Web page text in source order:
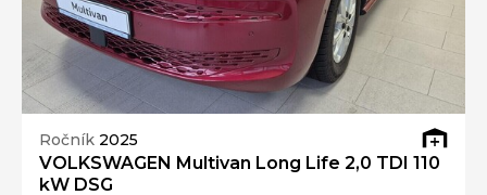
Ročník 2025
VOLKSWAGEN Multivan Long Life 2,0 TDI 110
kW DSG